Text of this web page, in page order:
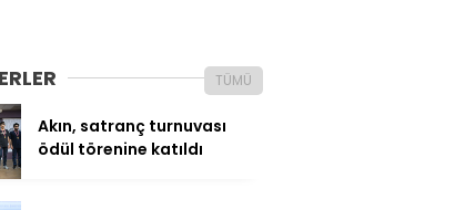
TÜMÜ
Akın, satranç turnuvası
ödül törenine katıldı